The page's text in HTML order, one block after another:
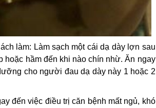
làm: Làm sạch một cái dạ dày lợn sau
hoặc hầm đến khi nào chín nhừ. Ăn ngay
cho người đau dạ dày này 1 hoặc 2
đến việc điều trị căn bệnh mất ngủ, khó